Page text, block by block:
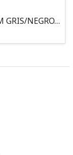
COJIN, OVAL DOC BED 90 X 66 X 10CM GRIS/NEGRO, 95°